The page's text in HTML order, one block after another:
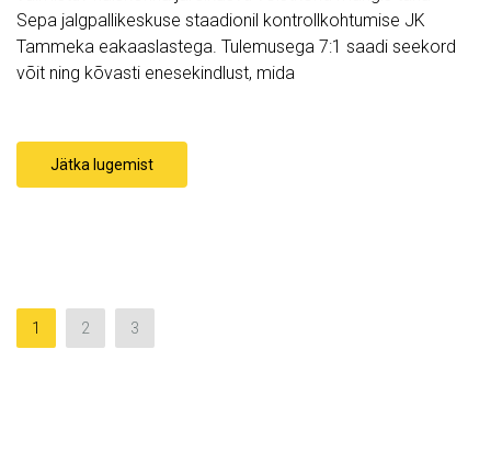
Sepa jalgpallikeskuse staadionil kontrollkohtumise JK
Tammeka eakaaslastega. Tulemusega 7:1 saadi seekord
võit ning kõvasti enesekindlust, mida
Jätka lugemist
1 2 3